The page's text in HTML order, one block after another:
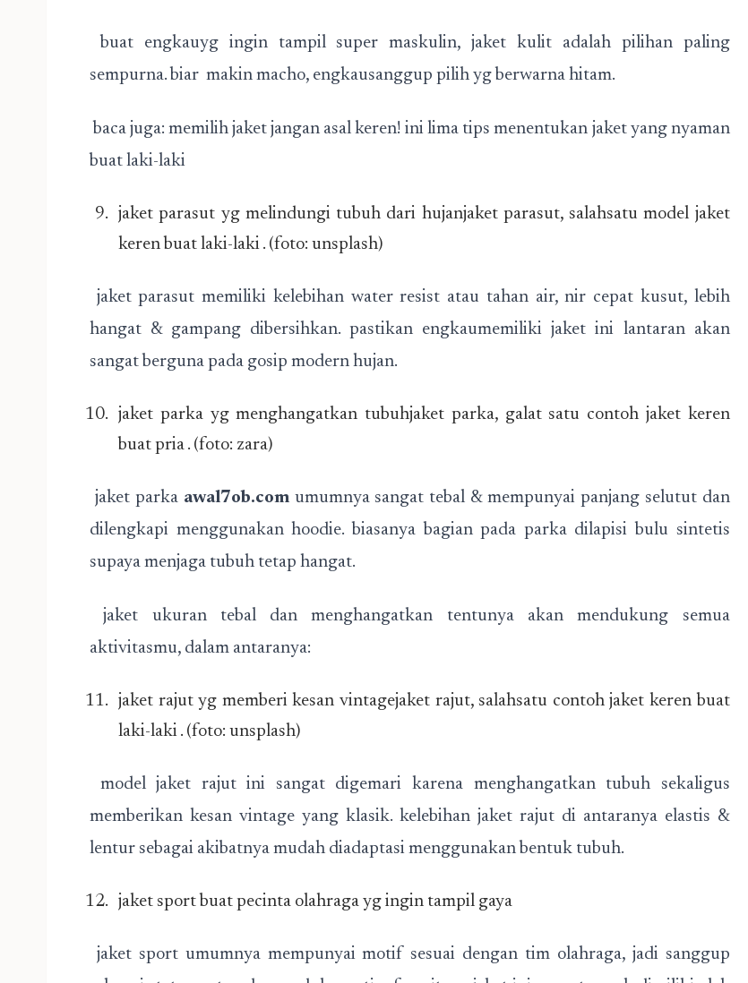
buat engkauyg ingin tampil super maskulin, jaket kulit adalah pilihan paling
sempurna. biar makin macho, engkausanggup pilih yg berwarna hitam.
baca juga: memilih jaket jangan asal keren! ini lima tips menentukan jaket yang nyaman
buat laki-laki
jaket parasut yg melindungi tubuh dari hujanjaket parasut, salahsatu model jaket
keren buat laki-laki . (foto: unsplash)
jaket parasut memiliki kelebihan water resist atau tahan air, nir cepat kusut, lebih
hangat & gampang dibersihkan. pastikan engkaumemiliki jaket ini lantaran akan
sangat berguna pada gosip modern hujan.
jaket parka yg menghangatkan tubuhjaket parka, galat satu contoh jaket keren
buat pria . (foto: zara)
jaket parka awal7ob.comumumnya sangat tebal & mempunyai panjang selutut dan
dilengkapi menggunakan hoodie. biasanya bagian pada parka dilapisi bulu sintetis
supaya menjaga tubuh tetap hangat.
jaket ukuran tebal dan menghangatkan tentunya akan mendukung semua
aktivitasmu, dalam antaranya:
jaket rajut yg memberi kesan vintagejaket rajut, salahsatu contoh jaket keren buat
laki-laki . (foto: unsplash)
model jaket rajut ini sangat digemari karena menghangatkan tubuh sekaligus
memberikan kesan vintage yang klasik. kelebihan jaket rajut di antaranya elastis &
lentur sebagai akibatnya mudah diadaptasi menggunakan bentuk tubuh.
jaket sport buat pecinta olahraga yg ingin tampil gaya
jaket sport umumnya mempunyai motif sesuai dengan tim olahraga, jadi sanggup